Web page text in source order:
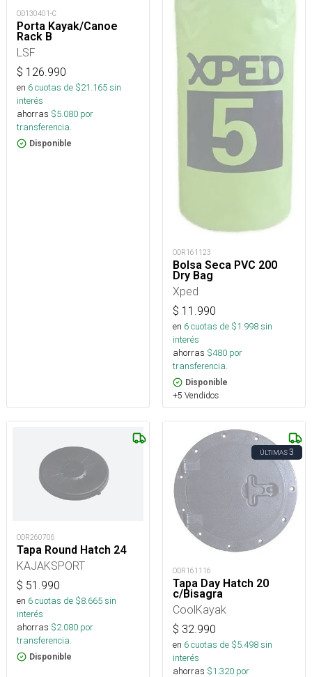
OD130401-C
Porta Kayak/Canoe
Rack B
LSF
$ 126.990
en 6cuotas de $21.165sin
interés
ahorras $5.080 por
transferencia.
Disponible
ODR161123
Bolsa Seca PVC 200
Dry Bag
Xped
$ 11.990
en 6cuotas de $1.998sin
interés
ahorras $480 por
transferencia.
Disponible
+5 Vendidos
ODR260706
Tapa Round Hatch 24
KAJAKSPORT
$ 51.990
en 6cuotas de $8.665sin
interés
ahorras $2.080 por
transferencia.
Disponible
ÚLTIMAS3
ODR161116
Tapa Day Hatch 20
c/Bisagra
CoolKayak
$ 32.990
en 6cuotas de $5.498sin
interés
ahorras $1.320 por